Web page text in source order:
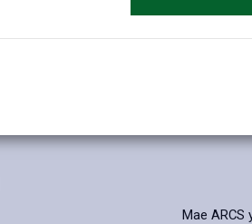
Mae ARCS